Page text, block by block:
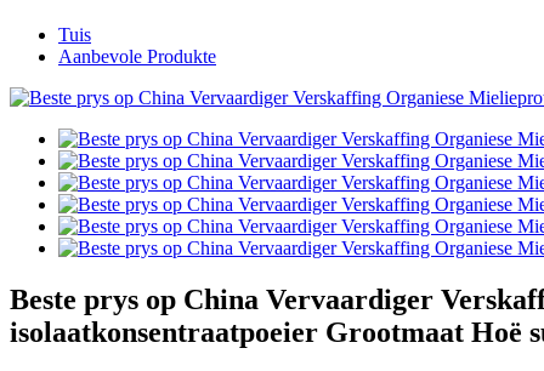
Tuis
Aanbevole Produkte
Beste prys op China Vervaardiger
isolaatkonsentraatpoeier Grootmaat Hoë